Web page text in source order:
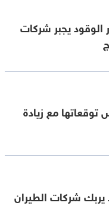
الوقود يجبر شركات
توقعاتها مع زيادة
يربك شركات الطيران